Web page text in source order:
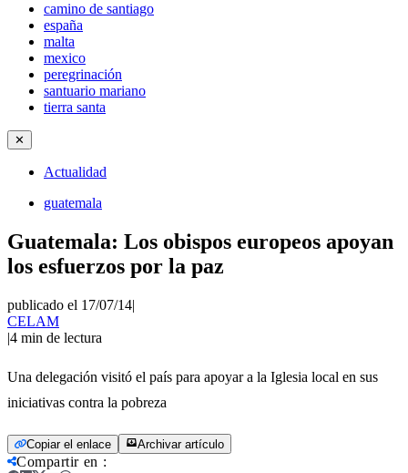
camino de santiago
españa
malta
mexico
peregrinación
santuario mariano
tierra santa
✕
Actualidad
guatemala
Guatemala: Los obispos europeos apoyan
los esfuerzos por la paz
publicado el 17/07/14|
CELAM
|4 min de lectura
Una delegación visitó el país para apoyar a la Iglesia local en sus
iniciativas contra la pobreza
Copiar el enlace Archivar artículo
Compartir en :